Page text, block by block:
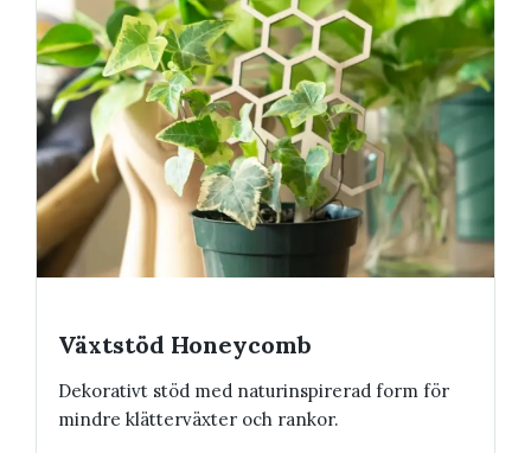
Växtstöd Honeycomb
Dekorativt stöd med naturinspirerad form för
mindre klätterväxter och rankor.